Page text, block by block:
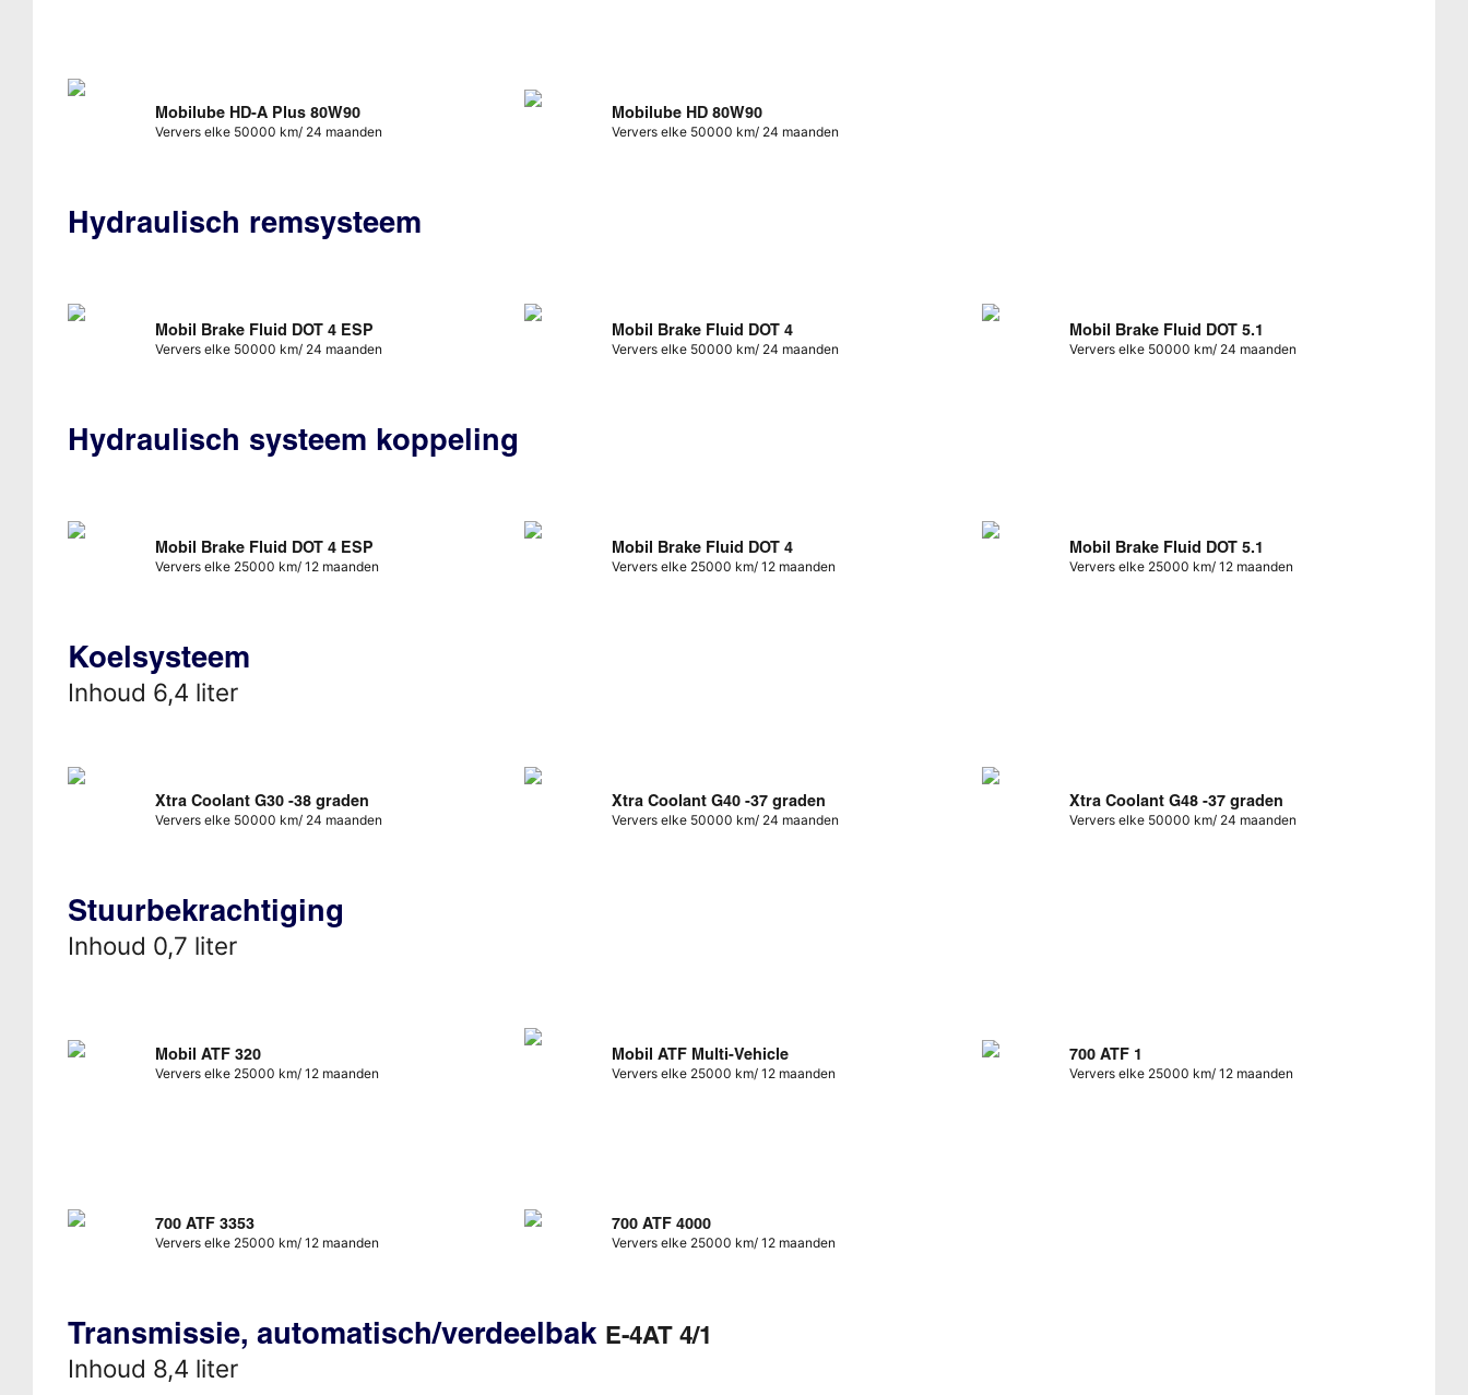
Mobilube HD-A Plus 80W90
Ververs elke 50000 km/ 24 maanden
Mobilube HD 80W90
Ververs elke 50000 km/ 24 maanden
Hydraulisch remsysteem
Mobil Brake Fluid DOT 4 ESP
Ververs elke 50000 km/ 24 maanden
Mobil Brake Fluid DOT 4
Ververs elke 50000 km/ 24 maanden
Mobil Brake Fluid DOT 5.1
Ververs elke 50000 km/ 24 maanden
Hydraulisch systeem koppeling
Mobil Brake Fluid DOT 4 ESP
Ververs elke 25000 km/ 12 maanden
Mobil Brake Fluid DOT 4
Ververs elke 25000 km/ 12 maanden
Mobil Brake Fluid DOT 5.1
Ververs elke 25000 km/ 12 maanden
Koelsysteem
Inhoud 6,4 liter
Xtra Coolant G30 -38 graden
Ververs elke 50000 km/ 24 maanden
Xtra Coolant G40 -37 graden
Ververs elke 50000 km/ 24 maanden
Xtra Coolant G48 -37 graden
Ververs elke 50000 km/ 24 maanden
Stuurbekrachtiging
Inhoud 0,7 liter
Mobil ATF 320
Ververs elke 25000 km/ 12 maanden
Mobil ATF Multi-Vehicle
Ververs elke 25000 km/ 12 maanden
700 ATF 1
Ververs elke 25000 km/ 12 maanden
700 ATF 3353
Ververs elke 25000 km/ 12 maanden
700 ATF 4000
Ververs elke 25000 km/ 12 maanden
Transmissie, automatisch/verdeelbak E-4AT 4/1
Inhoud 8,4 liter